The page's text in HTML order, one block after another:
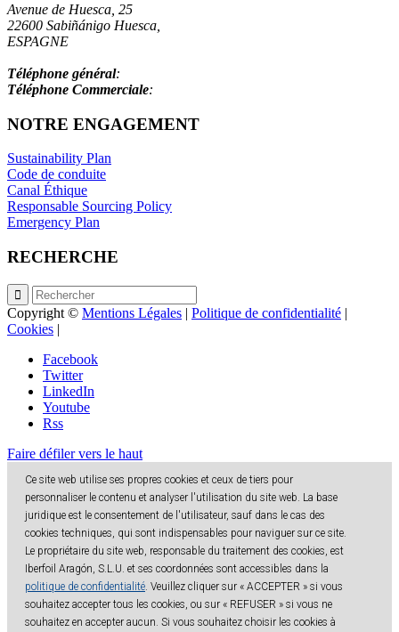
Avenue de Huesca, 25
22600 Sabiñánigo Huesca,
ESPAGNE
Téléphone général:
Téléphone Commerciale:
NOTRE ENGAGEMENT
Sustainability Plan
Code de conduite
Canal Éthique
Responsable Sourcing Policy
Emergency Plan
RECHERCHE
Copyright © Mentions Légales | Politique de confidentialité |
Cookies |
Facebook
Twitter
LinkedIn
Youtube
Rss
Faire défiler vers le haut
Ce site web utilise ses propres cookies et ceux de tiers pour
personnaliser le contenu et analyser l'utilisation du site web. La base
juridique est le consentement de l'utilisateur, sauf dans le cas des
cookies techniques, qui sont indispensables pour naviguer sur ce site.
Le propriétaire du site web, responsable du traitement des cookies, est
Iberfoil Aragón, S.L.U. et ses coordonnées sont accessibles dans la
politique de confidentialité . Veuillez cliquer sur « ACCEPTER » si vous
souhaitez accepter tous les cookies, ou sur « REFUSER » si vous ne
souhaitez en accepter aucun. Si vous souhaitez choisir les cookies à